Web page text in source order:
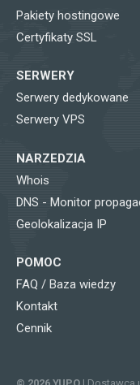
Pakiety hostingowe
Certyfikaty SSL
SERWERY
Serwery dedykowane
Serwery VPS
NARZEDZIA
Whois
DNS - Monitor
Geolokalizacja IP
POMOC
FAQ / Baza wiedzy
Kontakt
Cennik